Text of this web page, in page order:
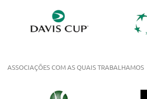
ASSOCIAÇÕES COM AS QUAIS TRABALHAMOS